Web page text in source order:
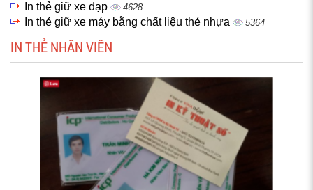
In thẻ giữ xe đạp 4628
In thẻ giữ xe máy bằng chất liệu thẻ nhựa 5364
IN THẺ NHÂN VIÊN